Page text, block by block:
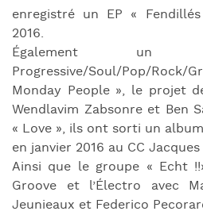
enregistré un EP «
2016.
Également un
Progressive/Soul/Pop/
Monday People », le projet
Wendlavim Zabsonre et Ben
« Love », ils ont sorti un
en janvier 2016 au CC
Ainsi que le groupe « Echt
Groove et l’Électro avec
Jeunieaux et Federico